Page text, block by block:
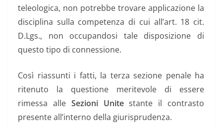
teleologica, non potrebbe trovare applicazione la
disciplina sulla competenza di cui all’art. 18 cit.
D.Lgs., non occupandosi tale disposizione di
questo tipo di connessione.
Così riassunti i fatti, la terza sezione penale ha
ritenuto la questione meritevole di essere
rimessa alle Sezioni Unitestante il contrasto
presente all’interno della giurisprudenza.